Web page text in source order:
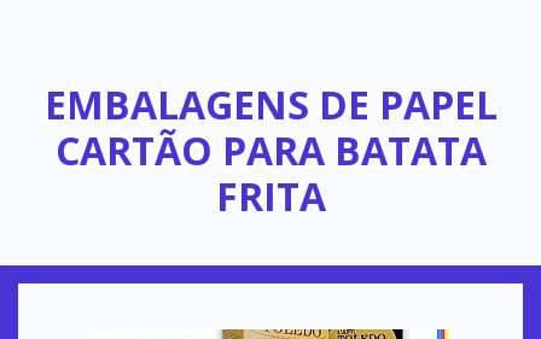
EMBALAGENS DE PAPEL
CARTÃO PARA BATATA
FRITA